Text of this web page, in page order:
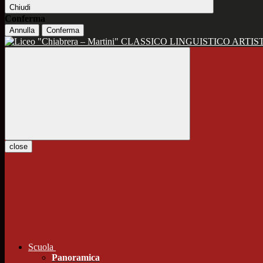
Chiudi
Conferma
Annulla Conferma
CLASSICO LINGUISTICO
close
Scuola
Panoramica